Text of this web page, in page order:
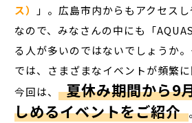
ス）
」。広島市内からもアクセス
なので、みなさんの中にも「
る人が多いのではないでしょうか。
では、さまざまなイベントが頻繁
今回は、 夏休み期間から9
しめるイベントをご紹介